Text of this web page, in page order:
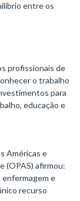
entre os
profissionais de
o trabalho
para
educação e
Américas e
(OPAS) afirmou:
enfermagem e
recurso